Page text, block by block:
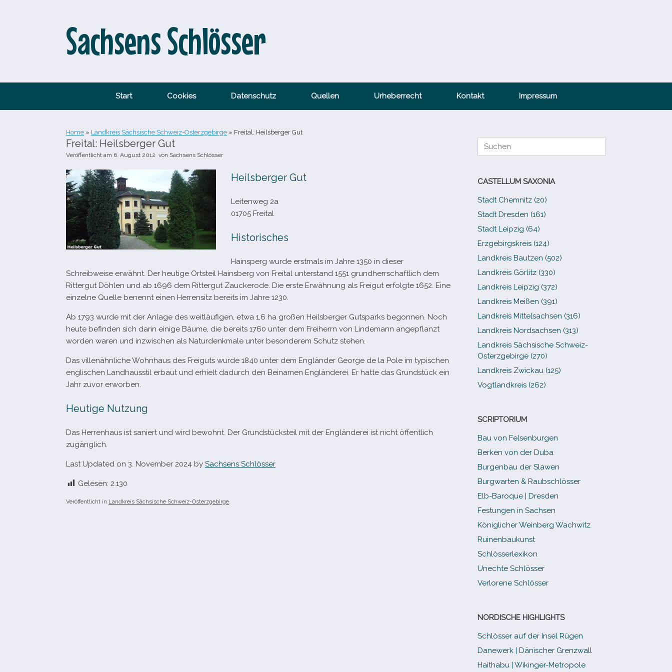
Sachsens Schlösser
Start Cookies Datenschutz Quellen Urheberrecht Kontakt Impressum
Home » Landkreis Sächsische Schweiz-Osterzgebirge » Freital: Heilsberger Gut
Freital: Heilsberger Gut
Veröffentlicht am 6. August 2012 von Sachsens Schlösser
Heilsberger Gut
Leitenweg 2a
01705 Freital
Historisches
Hainsperg wurde erst­mals im Jahre 1350 in die­ser
Schreibweise erwähnt. Der heu­tige Ortsteil Hainsberg von Freital unter­stand 1551 grund­herr­schaft­lich dem
Rittergut Döhlen und ab 1696 dem Rittergut Zauckerode. Die erste Erwähnung als Freigut erfolgte 1652. Eine
ein­zelne Quelle benennt einen Herrensitz bereits im Jahre 1230.
Ab 1793 wurde mit der Anlage des weit­läu­fi­gen, etwa 1,6 ha gro­ßen Heilsberger Gutsparks begon­nen. Noch
heute befin­den sich darin einige Bäume, die bereits 1760 unter dem Freiherrn von Lindemann ange­pflanzt
wor­den waren und inzwi­schen als Naturdenkmale unter beson­de­rem Schutz stehen.
Das vil­len­ähn­li­che Wohnhaus des Freiguts wurde 1840 unter dem Engländer George de la Pole im typi­schen
eng­li­schen Landhausstil erbaut und erhielt dadurch den Beinamen Engländerei. Er hatte das Grundstück ein
Jahr zuvor erworben.
Heutige Nutzung
Das Herrenhaus ist saniert und wird bewohnt. Der Grundstücksteil mit der Engländerei ist nicht öffent­lich
zugänglich.
Last Updated on 3. November 2024 by Sachsens Schlösser
Gelesen: 2.130
Veröffentlicht in Landkreis Sächsische Schweiz-Osterzgebirge
Suche
nach:
CASTELLUM SAXONIA
Stadt Chemnitz (20)
Stadt Dresden (161)
Stadt Leipzig (64)
Erzgebirgskreis (124)
Landkreis Bautzen (502)
Landkreis Görlitz (330)
Landkreis Leipzig (372)
Landkreis Meißen (391)
Landkreis Mittelsachsen (316)
Landkreis Nordsachsen (313)
Landkreis Sächsische Schweiz-​
Osterzgebirge (270)
Landkreis Zwickau (125)
Vogtlandkreis (262)
SCRIPTORIUM
Bau von Felsenburgen
Berken von der Duba
Burgenbau der Slawen
Burgwarten & Raubschlösser
Elb-​Baroque | Dresden
Festungen in Sachsen
Königlicher Weinberg Wachwitz
Ruinenbaukunst
Schlösserlexikon
Unechte Schlösser
Verlorene Schlösser
NORDISCHE HIGHLIGHTS
Schlösser auf der Insel Rügen
Danewerk | Dänischer Grenzwall
Haithabu | Wikinger-Metropole